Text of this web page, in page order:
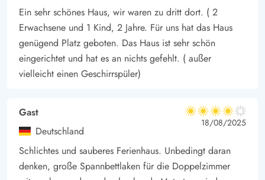
Ein sehr schönes Haus, wir waren zu dritt dort. ( 2
Erwachsene und 1 Kind, 2 Jahre. Für uns hat das Haus
genügend Platz geboten. Das Haus ist sehr schön
eingerichtet und hat es an nichts gefehlt. ( außer
vielleicht einen Geschirrspüler)
Gast
Deutschland
4 von 5
4 von 5
4 out of 5
18/08/2025
Schlichtes und sauberes Ferienhaus. Unbedingt daran
denken, große Spannbettlaken für die Doppelzimmer